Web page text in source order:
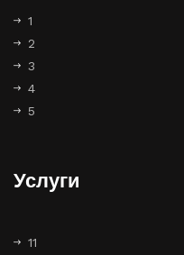
1
2
3
4
5
Услуги
11